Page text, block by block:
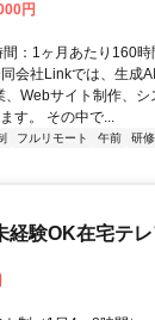
円
：1ヶ月あたり160
会社Linkでは、生成
Webサイト制作、
す。 その中で...
フルリモート 午前 研
経験OK在宅テ